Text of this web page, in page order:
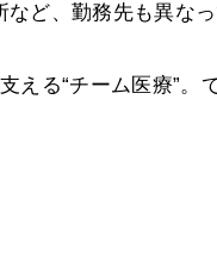
ど、勤務先も異なっ
える“チーム医療”。